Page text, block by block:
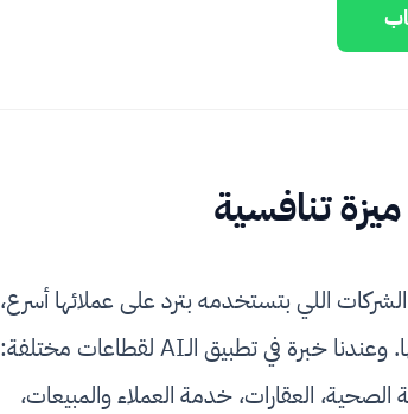
تنافسية
اللي بتستخدمه بترد على عملائها أسرع،
بتأتمت شغل كان بياخد ساعات، وبتاخد قرارات مبنية على بياناتها. وعندنا خبرة في تطبيق الـAI لقطاعات مختلفة:
الصحية، العقارات، خدمة العملاء والمبيعات،